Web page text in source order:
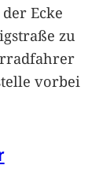
Ecke
zu
vorbei